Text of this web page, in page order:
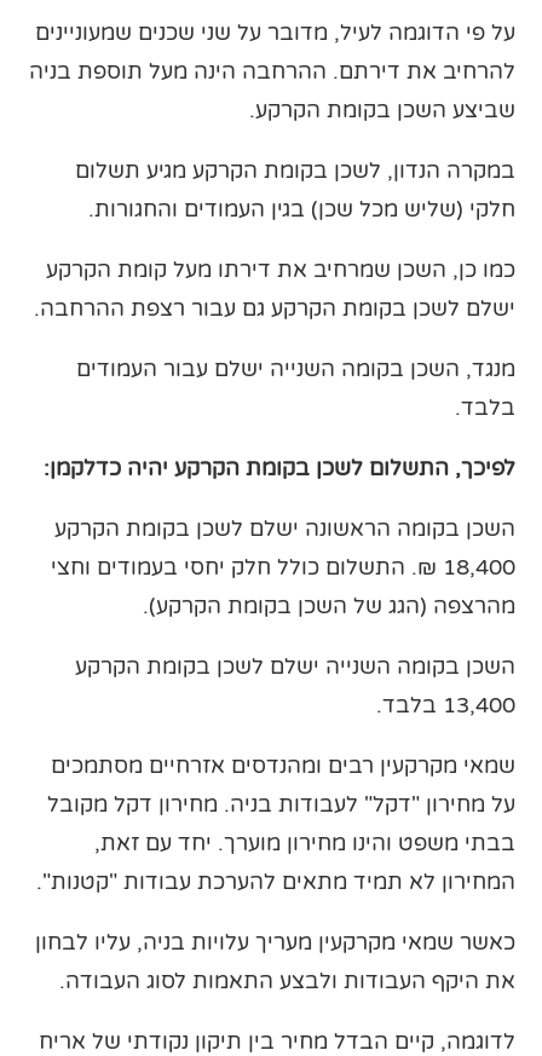
על פי הדוגמה לעיל, מדובר על שני שכנים שמעוניינים
להרחיב את דירתם. ההרחבה הינה מעל תוספת בניה
שביצע השכן בקומת הקרקע.
במקרה הנדון, לשכן בקומת הקרקע מגיע תשלום
חלקי (שליש מכל שכן) בגין העמודים והחגורות.
כמו כן, השכן שמרחיב את דירתו מעל קומת הקרקע
ישלם לשכן בקומת הקרקע גם עבור רצפת ההרחבה.
מנגד, השכן בקומה השנייה ישלם עבור העמודים
בלבד.
לפיכך, התשלום לשכן בקומת הקרקע יהיה כדלקמן:
השכן בקומה הראשונה ישלם לשכן בקומת הקרקע
18,400 ₪. התשלום כולל חלק יחסי בעמודים וחצי
מהרצפה (הגג של השכן בקומת הקרקע).
השכן בקומה השנייה ישלם לשכן בקומת הקרקע
13,400 בלבד.
שמאי מקרקעין רבים ומהנדסים אזרחיים מסתמכים
על מחירון "דקל" לעבודות בניה. מחירון דקל מקובל
בבתי משפט והינו מחירון מוערך. יחד עם זאת,
המחירון לא תמיד מתאים להערכת עבודות "קטנות".
כאשר שמאי מקרקעין מעריך עלויות בניה, עליו לבחון
את היקף העבודות ולבצע התאמות לסוג העבודה.
לדוגמה, קיים הבדל מחיר בין תיקון נקודתי של אריח